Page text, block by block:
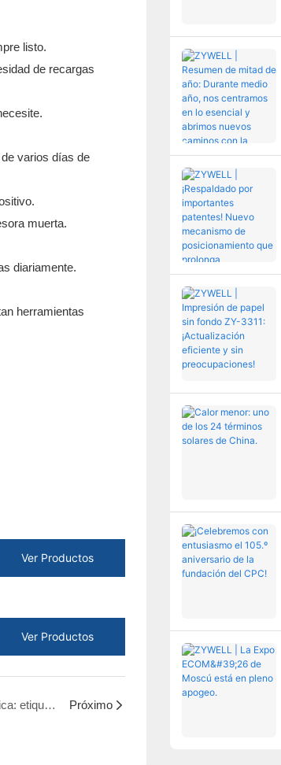
listo.
de recargas
varios días de
muerta.
diariamente.
herramientas
Ver Productos
Ver Productos
Impresora sin soporte ZM04WD en logística: etiquetado más rápido y limpio Próximo